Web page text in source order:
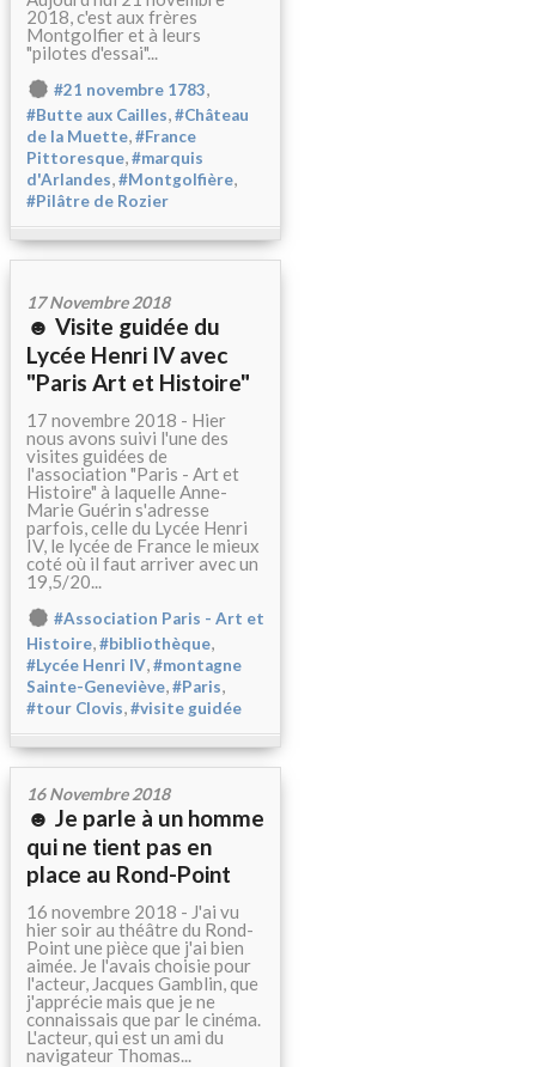
2018, c'est aux frères
Montgolfier et à leurs
"pilotes d'essai"...
#21 novembre 1783,
#Butte aux Cailles,#Château
de la Muette,#France
Pittoresque,#marquis
d'Arlandes,#Montgolfière,
#Pilâtre de Rozier
17 Novembre 2018
☻ Visite guidée du
Lycée Henri IV avec
"Paris Art et Histoire"
17 novembre 2018 - Hier
nous avons suivi l'une des
visites guidées de
l'association "Paris - Art et
Histoire" à laquelle Anne-
Marie Guérin s'adresse
parfois, celle du Lycée Henri
IV, le lycée de France le mieux
coté où il faut arriver avec un
19,5/20...
#Association Paris - Art et
Histoire,#bibliothèque,
#Lycée Henri IV,#montagne
Sainte-Geneviève,#Paris,
#tour Clovis,#visite guidée
16 Novembre 2018
☻ Je parle à un homme
qui ne tient pas en
place au Rond-Point
16 novembre 2018 - J'ai vu
hier soir au théâtre du Rond-
Point une pièce que j'ai bien
aimée. Je l'avais choisie pour
l'acteur, Jacques Gamblin, que
j'apprécie mais que je ne
connaissais que par le cinéma.
L'acteur, qui est un ami du
navigateur Thomas...